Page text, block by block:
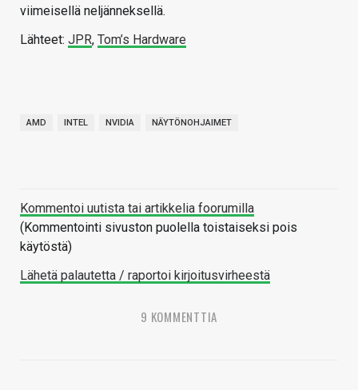
viimeisellä neljänneksellä.
Lähteet: JPR, Tom’s Hardware
AMD INTEL NVIDIA NÄYTÖNOHJAIMET
Kommentoi uutista tai artikkelia foorumilla
(Kommentointi sivuston puolella toistaiseksi pois
käytöstä)
Lähetä palautetta / raportoi kirjoitusvirheestä
9 KOMMENTTIA